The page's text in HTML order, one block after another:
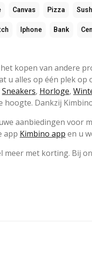
Canvas Pizza
Iphone Bank
kopen van andere
u alles op één plek
Sneakers, Horloge,
Dankzij
aanbiedingen voor
app Kimbino app en u
meer met korting. Bij